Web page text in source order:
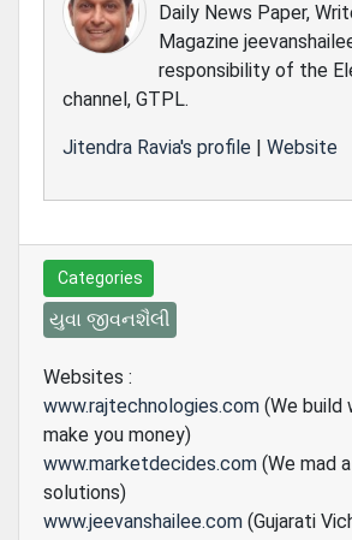
Daily News Paper,
Magazine
responsibility of the
channel, GTPL.
Jitendra Ravia's profile | Website
Categories
યુવા જીવનશૈલી
Websites :
www.rajtechnologies.com (We build
make you money)
www.marketdecides.com (We mad
solutions)
www.jeevanshailee.com (Gujarati